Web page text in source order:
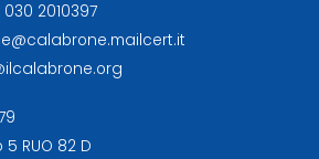
030 2010397
RUO 82 D